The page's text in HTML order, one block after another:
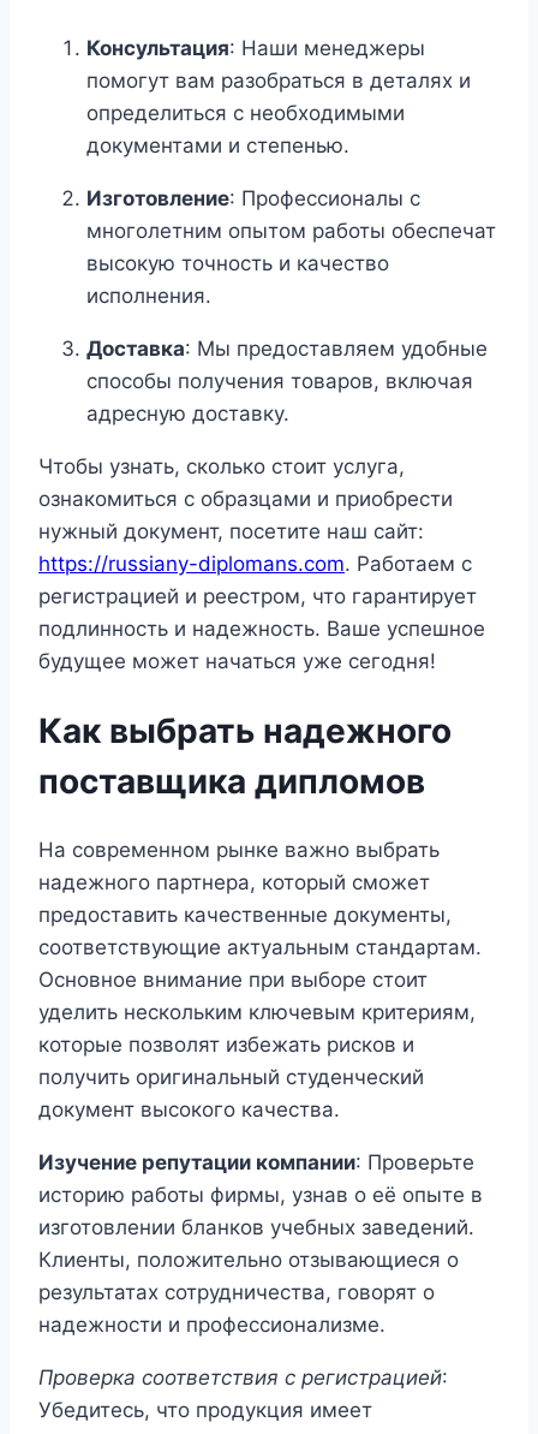
Консультация: Наши менеджеры
помогут вам разобраться в деталях и
определиться с необходимыми
документами и степенью.
Изготовление: Профессионалы с
многолетним опытом работы обеспечат
высокую точность и качество
исполнения.
Доставка: Мы предоставляем удобные
способы получения товаров, включая
адресную доставку.
Чтобы узнать, сколько стоит услуга,
ознакомиться с образцами и приобрести
нужный документ, посетите наш сайт:
https://russiany-diplomans.com. Работаем с
регистрацией и реестром, что гарантирует
подлинность и надежность. Ваше успешное
будущее может начаться уже сегодня!
Как выбрать надежного
поставщика дипломов
На современном рынке важно выбрать
надежного партнера, который сможет
предоставить качественные документы,
соответствующие актуальным стандартам.
Основное внимание при выборе стоит
уделить нескольким ключевым критериям,
которые позволят избежать рисков и
получить оригинальный студенческий
документ высокого качества.
Изучение репутации компании: Проверьте
историю работы фирмы, узнав о её опыте в
изготовлении бланков учебных заведений.
Клиенты, положительно отзывающиеся о
результатах сотрудничества, говорят о
надежности и профессионализме.
Проверка соответствия с регистрацией:
Убедитесь, что продукция имеет